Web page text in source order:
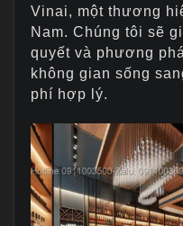
Vinai, một thương
Nam. Chúng tôi sẽ
quyết và phương
không gian sống
phí hợp lý.